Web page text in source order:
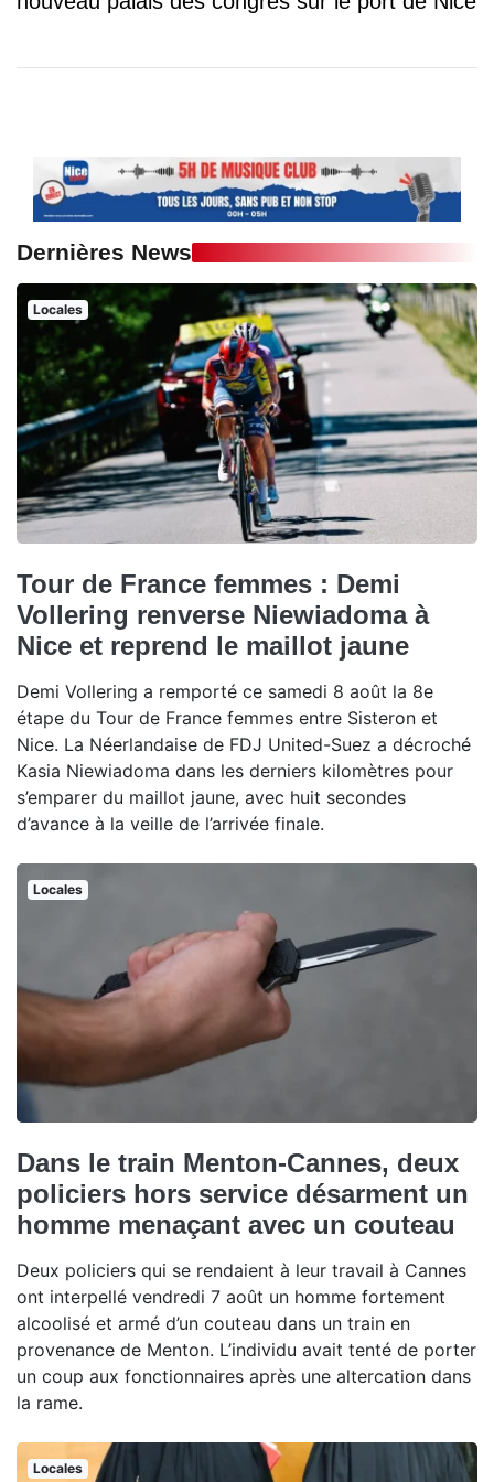
Dernières News
Locales
Tour de France femmes : Demi
Vollering renverse Niewiadoma à
Nice et reprend le maillot jaune
Demi Vollering a remporté ce samedi 8 août la 8e
étape du Tour de France femmes entre Sisteron et
Nice. La Néerlandaise de FDJ United-Suez a décroché
Kasia Niewiadoma dans les derniers kilomètres pour
s’emparer du maillot jaune, avec huit secondes
d’avance à la veille de l’arrivée finale.
Locales
Dans le train Menton-Cannes, deux
policiers hors service désarment un
homme menaçant avec un couteau
Deux policiers qui se rendaient à leur travail à Cannes
ont interpellé vendredi 7 août un homme fortement
alcoolisé et armé d’un couteau dans un train en
provenance de Menton. L’individu avait tenté de porter
un coup aux fonctionnaires après une altercation dans
la rame.
Locales